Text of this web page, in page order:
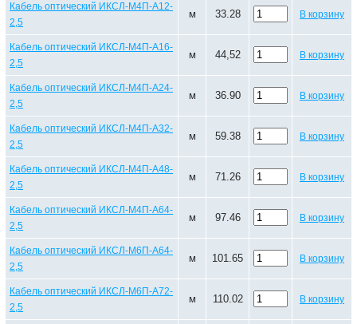
Кабель оптический ИКСЛ-М4П-А12-
2,5
м 33.28 В корзину
Кабель оптический ИКСЛ-М4П-А16-
2,5
м 44,52 В корзину
Кабель оптический ИКСЛ-М4П-А24-
2,5
м 36.90 В корзину
Кабель оптический ИКСЛ-М4П-А32-
2,5
м 59.38 В корзину
Кабель оптический ИКСЛ-М4П-А48-
2,5
м 71.26 В корзину
Кабель оптический ИКСЛ-М4П-А64-
2,5
м 97.46 В корзину
Кабель оптический ИКСЛ-М6П-А64-
2,5
м 101.65 В корзину
Кабель оптический ИКСЛ-М6П-А72-
2,5
м 110.02 В корзину